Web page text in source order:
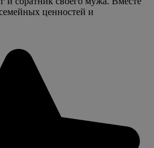
ценностей и